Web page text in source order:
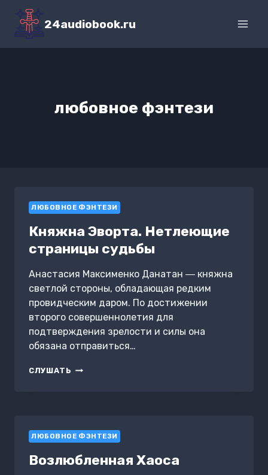
Перейти
содержимому
24audiobook.ru
любовное фэнтези
ЛЮБОВНОЕ ФЭНТЕЗИ
Княжна Эворта. Нетлеющие
страницы судьбы
Анастасия Максименко Данатан ― княжна
светлой стороны, обладающая редким
провидческим даром. По достижении
второго совершеннолетия для
подтверждения зрелости и силы она
обязана отправиться…
СЛУШАТЬ КНЯЖНА
ЛЮБОВНОЕ ФЭНТЕЗИ
Возлюбленная Хаоса